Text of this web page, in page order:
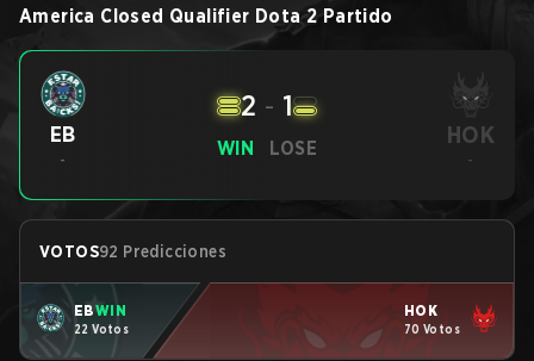
America Closed Qualifier Dota 2 Partido
EB
-
WIN
2 - 1
LOSE HOK
-
VOTOS92 Predicciones
EBWIN
22 Votos
HOK
70 Votos